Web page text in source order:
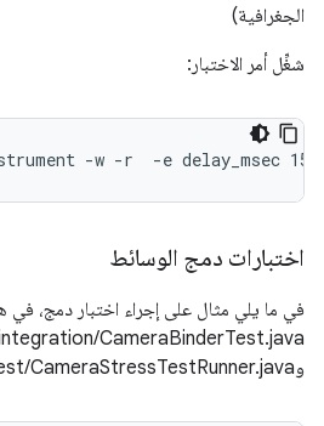
الجغرافية)
شغِّل أمر الاختبار:
اختبارات دمج الوسائط
في ما يلي مثال على إجراء اختبار دمج، في
CameraBinderTest.java
وmediaframeworktest/CameraStressTestRunner.java: